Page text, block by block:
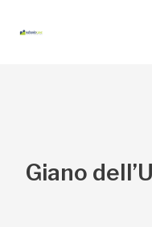
Giano